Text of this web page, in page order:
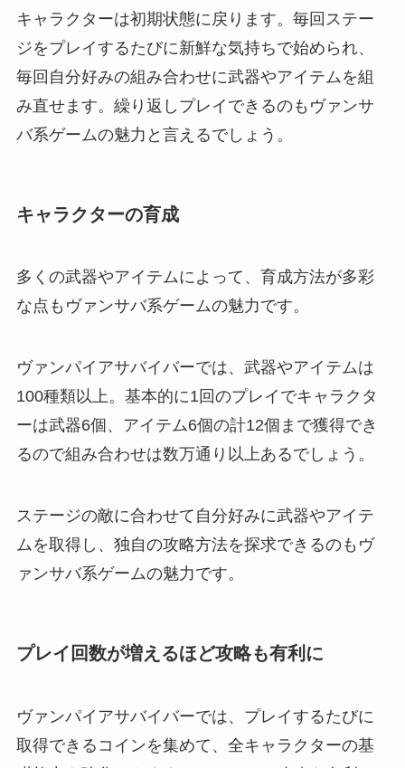
キャラクターは初期状態に戻ります。毎回ステー
ジをプレイするたびに新鮮な気持ちで始められ、
毎回自分好みの組み合わせに武器やアイテムを組
み直せます。繰り返しプレイできるのもヴァンサ
バ系ゲームの魅力と言えるでしょう。
キャラクターの育成
多くの武器やアイテムによって、育成方法が多彩
な点もヴァンサバ系ゲームの魅力です。
ヴァンパイアサバイバーでは、武器やアイテムは
100種類以上。基本的に1回のプレイでキャラクタ
ーは武器6個、アイテム6個の計12個まで獲得でき
るので組み合わせは数万通り以上あるでしょう。
ステージの敵に合わせて自分好みに武器やアイテ
ムを取得し、独自の攻略方法を探求できるのもヴ
ァンサバ系ゲームの魅力です。
プレイ回数が増えるほど攻略も有利に
ヴァンパイアサバイバーでは、プレイするたびに
取得できるコインを集めて、全キャラクターの基